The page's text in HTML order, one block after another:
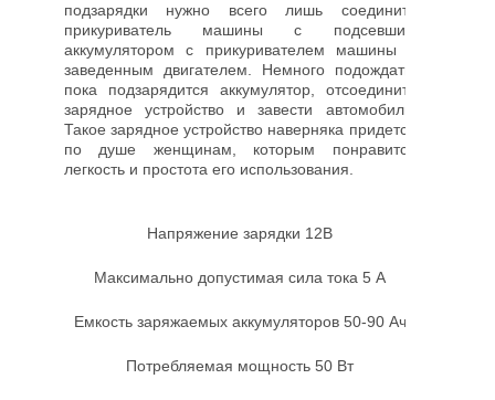
подзарядки нужно всего лишь соединить
прикуриватель машины с подсевшим
аккумулятором с прикуривателем машины с
заведенным двигателем. Немного подождать,
пока подзарядится аккумулятор, отсоединить
зарядное устройство и завести автомобиль.
Такое зарядное устройство наверняка придется
по душе женщинам, которым понравится
легкость и простота его использования.
Напряжение зарядки 12В
Максимально допустимая сила тока 5 A
Емкость заряжаемых аккумуляторов 50-90 Ач
Потребляемая мощность 50 Вт